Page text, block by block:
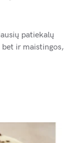
patiekalų
ir maistingos,